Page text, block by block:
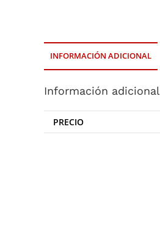
INFORMACIÓN ADICIONAL
Información adicional
PRECIO